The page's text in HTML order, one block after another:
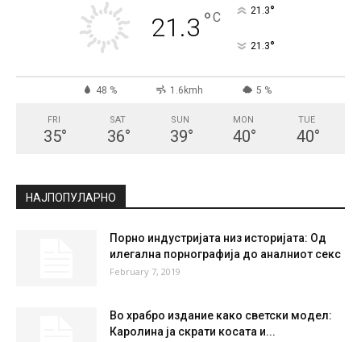
21.3 °C 21.3°
21.3°
48 % 1.6kmh 5 %
FRI
35°
SAT
36°
SUN
39°
MON
40°
TUE
40°
НАЈПОПУЛАРНО
Порно индустријата низ историјата: Од
илегална порнографија до аналниот секс
February 7, 2019
Во храбро издание како светски модел:
Каролина ја скрати косата и...